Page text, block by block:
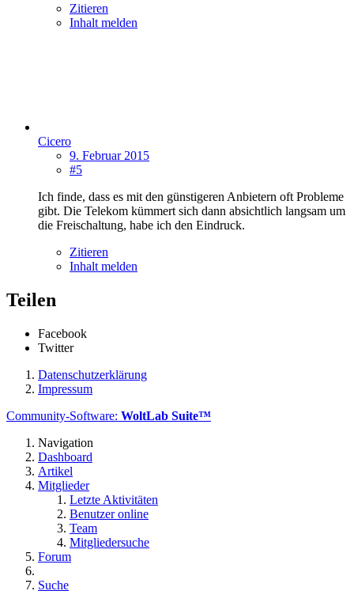
Zitieren
Inhalt melden
Cicero
9. Februar 2015
#5
Ich finde, dass es mit den günstigeren Anbietern oft Probleme
gibt. Die Telekom kümmert sich dann absichtlich langsam um
die Freischaltung, habe ich den Eindruck.
Zitieren
Inhalt melden
Teilen
Facebook
Twitter
Datenschutzerklärung
Impressum
Community-Software: WoltLab Suite™
Navigation
Dashboard
Artikel
Mitglieder
Letzte Aktivitäten
Benutzer online
Team
Mitgliedersuche
Forum
Suche